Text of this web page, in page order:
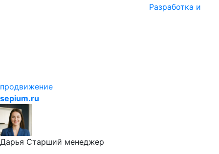
Разработка и
продвижение
sepium.ru
Дарья Старший менеджер